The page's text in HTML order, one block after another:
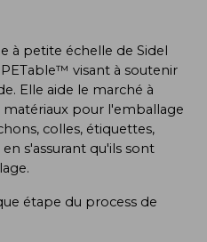
à petite échelle de Sidel
visant à soutenir
Elle aide le marché à
matériaux pour l'emballage
colles, étiquettes,
s'assurant qu'ils sont
étape du process de